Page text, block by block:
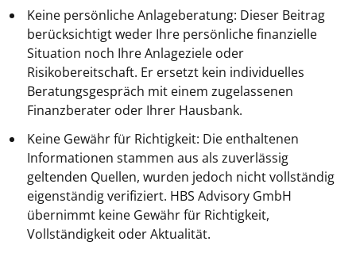
Keine persönliche Anlageberatung: Dieser Beitrag
berücksichtigt weder Ihre persönliche finanzielle
Situation noch Ihre Anlageziele oder
Risikobereitschaft. Er ersetzt kein individuelles
Beratungsgespräch mit einem zugelassenen
Finanzberater oder Ihrer Hausbank.
Keine Gewähr für Richtigkeit: Die enthaltenen
Informationen stammen aus als zuverlässig
geltenden Quellen, wurden jedoch nicht vollständig
eigenständig verifiziert. HBS Advisory GmbH
übernimmt keine Gewähr für Richtigkeit,
Vollständigkeit oder Aktualität.